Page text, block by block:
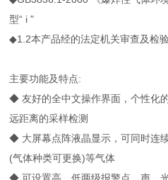
型“ i "
◆1.2本产品经的法定机关审查及检
主要功能及特点:
◆ 友好的全中文操作界面，个性化
远距离的采样检测
◆ 大屏幕点阵液晶显示，可同时连
(气体种类可更换)等气体